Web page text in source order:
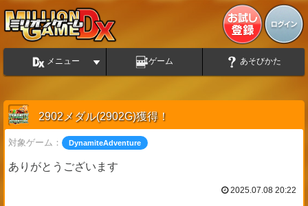
メニュー ゲーム あそびかた
2902メダル(2902G)獲得！
対象ゲーム： DynamiteAdventure
ありがとうございます
2025.07.08 20:22